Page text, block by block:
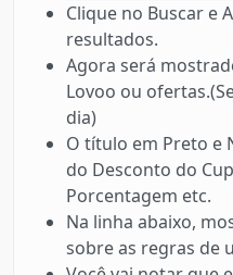
Clique no Buscar e
resultados.
Agora será
Lovoo ou
dia)
O título em Preto e
do Desconto do
Porcentagem etc.
Na linha abaixo,
sobre as regras de